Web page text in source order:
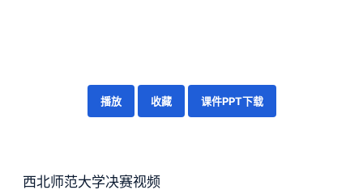
播放 收藏 课件PPT下载
西北师范大学决赛视频